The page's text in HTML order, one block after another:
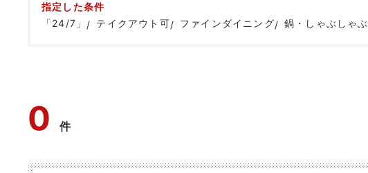
指定した条件
「24/7」
テイクアウト可 ファインダイニング 鍋・しゃぶしゃぶ
0件